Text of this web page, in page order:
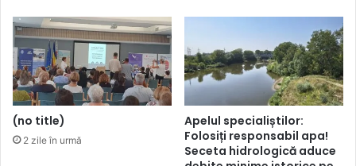
(no title)
2 zile în urmă
Apelul specialiștilor:
Folosiți responsabil apa!
Seceta hidrologică aduce